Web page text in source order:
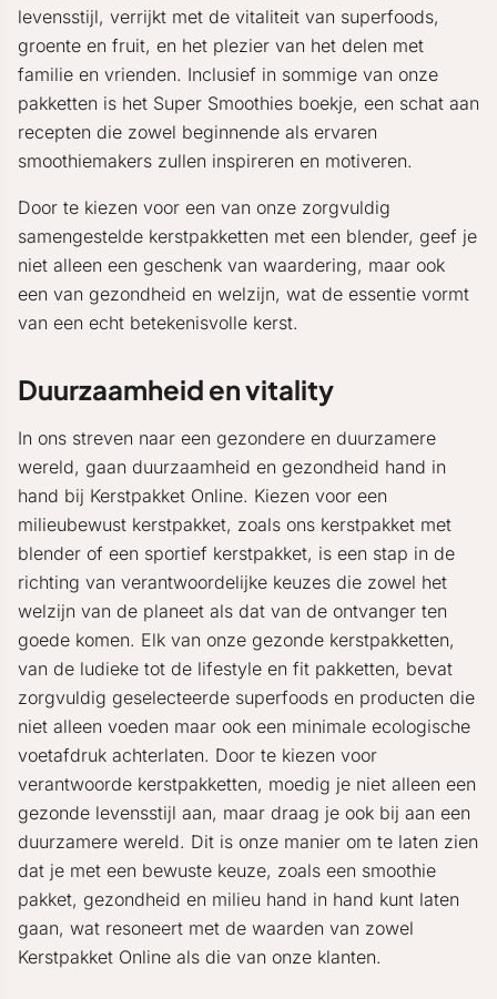
levensstijl, verrijkt met de vitaliteit van superfoods,
groente en fruit, en het plezier van het delen met
familie en vrienden. Inclusief in sommige van onze
pakketten is het Super Smoothies boekje, een schat aan
recepten die zowel beginnende als ervaren
smoothiemakers zullen inspireren en motiveren.
Door te kiezen voor een van onze zorgvuldig
samengestelde kerstpakketten met een blender, geef je
niet alleen een geschenk van waardering, maar ook
een van gezondheid en welzijn, wat de essentie vormt
van een echt betekenisvolle kerst.
Duurzaamheid en vitality
In ons streven naar een gezondere en duurzamere
wereld, gaan duurzaamheid en gezondheid hand in
hand bij Kerstpakket Online. Kiezen voor een
milieubewust kerstpakket, zoals ons kerstpakket met
blender of een sportief kerstpakket, is een stap in de
richting van verantwoordelijke keuzes die zowel het
welzijn van de planeet als dat van de ontvanger ten
goede komen. Elk van onze gezonde kerstpakketten,
van de ludieke tot de lifestyle en fit pakketten, bevat
zorgvuldig geselecteerde superfoods en producten die
niet alleen voeden maar ook een minimale ecologische
voetafdruk achterlaten. Door te kiezen voor
verantwoorde kerstpakketten, moedig je niet alleen een
gezonde levensstijl aan, maar draag je ook bij aan een
duurzamere wereld. Dit is onze manier om te laten zien
dat je met een bewuste keuze, zoals een smoothie
pakket, gezondheid en milieu hand in hand kunt laten
gaan, wat resoneert met de waarden van zowel
Kerstpakket Online als die van onze klanten.